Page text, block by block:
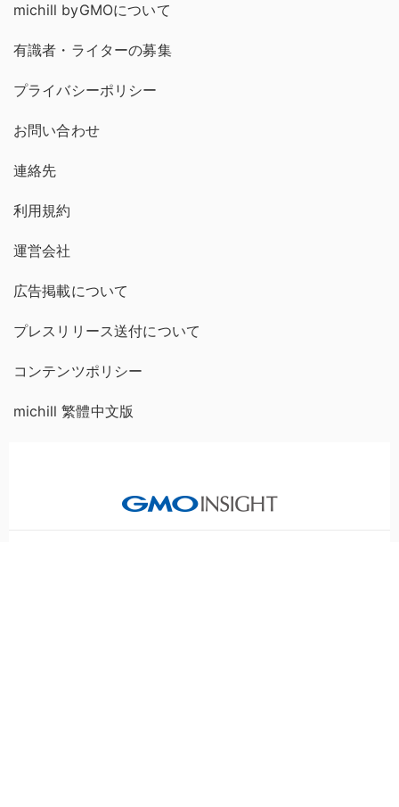
michill byGMOについて
有識者・ライターの募集
プライバシーポリシー
お問い合わせ
連絡先
利用規約
運営会社
広告掲載について
プレスリリース送付について
コンテンツポリシー
michill 繁體中文版